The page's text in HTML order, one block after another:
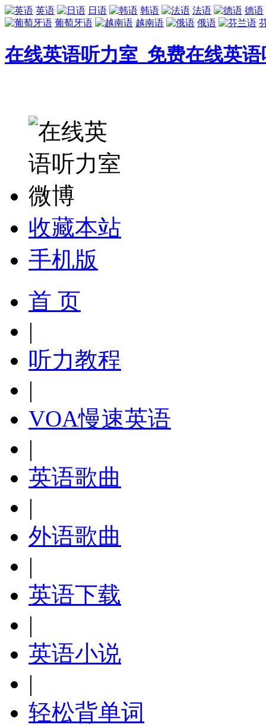
英语 日语 韩语 法语
德语
葡萄牙语
越南语 俄语
在线英语听力室_免费在线英
收藏本站
手机版
首 页
|
听力教程
|
VOA慢速英语
|
英语歌曲
|
外语歌曲
|
英语下载
|
英语小说
|
轻松背单词